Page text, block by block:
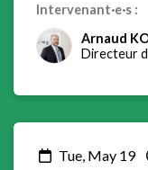
Intervenant·e·s :
Arnaud
Directeur
Tue, May 19